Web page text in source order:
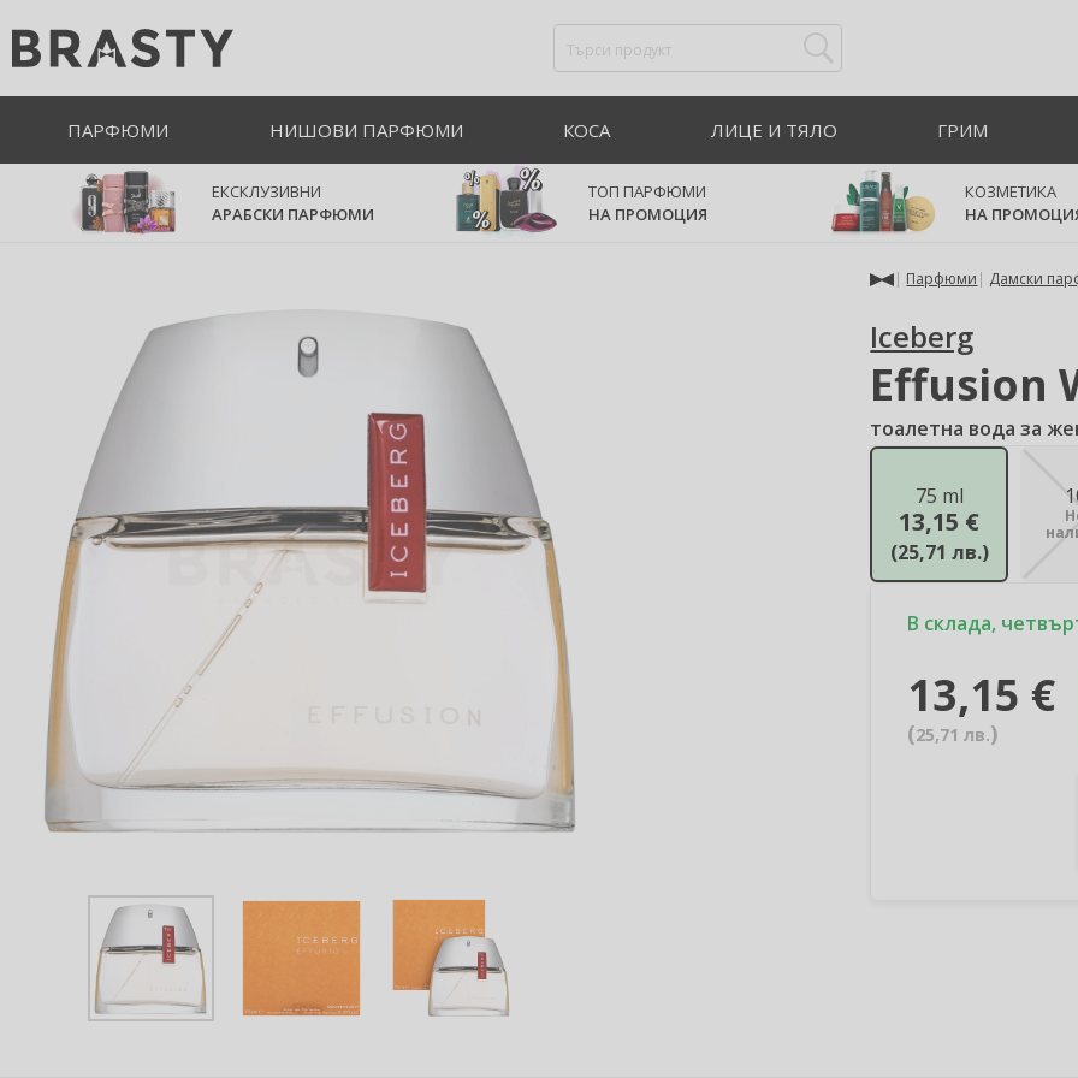
ПАРФЮМИ НИШОВИ ПАРФЮМИ КОСА ЛИЦЕ И ТЯЛО ГРИМ
ЕКСКЛУЗИВНИ
АРАБСКИ ПАРФЮМИ
ТОП ПАРФЮМИ
НА ПРОМОЦИЯ
КОЗМЕТИКА
НА
Парфюми Дамски
Iceberg
Effusion
тоалетна вода за
75 ml
13,15 €
(25,71 лв.)
В склада,
13,15 €
(25,71 лв.)